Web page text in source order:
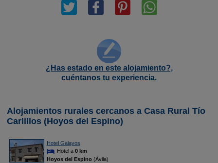
¿Has estado en este alojamiento?,
cuéntanos tu experiencia.
Alojamientos rurales cercanos a Casa Rural Tío
Carlillos (Hoyos del Espino)
Hotel Galayos
Hotel a 0 km
Hoyos del Espino(Ávila)